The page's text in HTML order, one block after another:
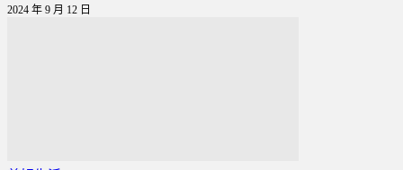
2024 年 9 月 12 日